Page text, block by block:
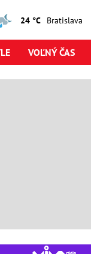
24 °C
VOĽNÝ ČAS